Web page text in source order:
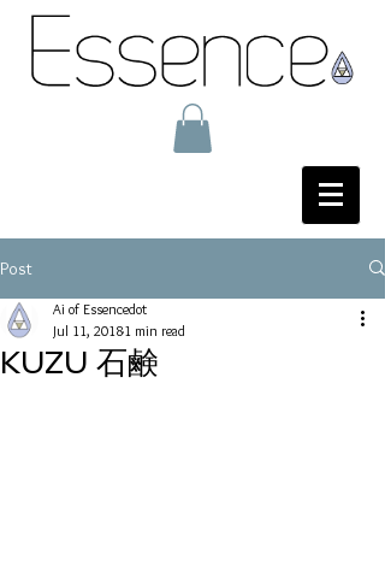
Post
KUZU 石鹸
Ai of Essencedot
Jul 11, 20181 min read